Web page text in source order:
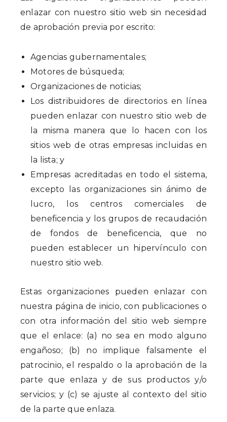
enlazar con nuestro sitio web sin necesidad
de aprobación previa por escrito:
Agencias gubernamentales;
Motores de búsqueda;
Organizaciones de noticias;
Los distribuidores de directorios en línea
pueden enlazar con nuestro sitio web de
la misma manera que lo hacen con los
sitios web de otras empresas incluidas en
la lista; y
Empresas acreditadas en todo el sistema,
excepto las organizaciones sin ánimo de
lucro, los centros comerciales de
beneficencia y los grupos de recaudación
de fondos de beneficencia, que no
pueden establecer un hipervínculo con
nuestro sitio web.
Estas organizaciones pueden enlazar con
nuestra página de inicio, con publicaciones o
con otra información del sitio web siempre
que el enlace: (a) no sea en modo alguno
engañoso; (b) no implique falsamente el
patrocinio, el respaldo o la aprobación de la
parte que enlaza y de sus productos y/o
servicios; y (c) se ajuste al contexto del sitio
de la parte que enlaza.